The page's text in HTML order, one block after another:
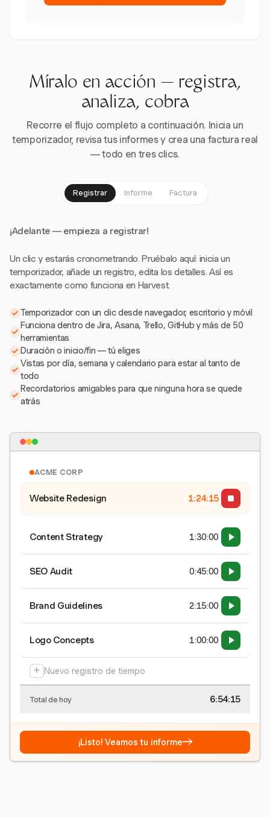
Míralo en acción — registra,
analiza, cobra
Recorre el flujo completo a continuación. Inicia un
temporizador, revisa tus informes y crea una factura real
— todo en tres clics.
Registrar Informe Factura
¡Adelante — empieza a registrar!
Un clic y estarás cronometrando. Pruébalo aquí: inicia un
temporizador, añade un registro, edita los detalles. Así es
exactamente como funciona en Harvest.
Temporizador con un clic desde navegador, escritorio y móvil
Funciona dentro de Jira, Asana, Trello, GitHub y más de 50
herramientas
Duración o inicio/fin — tú eliges
Vistas por día, semana y calendario para estar al tanto de
todo
Recordatorios amigables para que ninguna hora se quede
atrás
ACME CORP
Website Redesign 1:24:15
Content Strategy 1:30:00
SEO Audit 0:45:00
Brand Guidelines 2:15:00
Logo Concepts 1:00:00
+ Nuevo registro de tiempo
Total de hoy 6:54:15
¡Listo! Veamos tu informe→